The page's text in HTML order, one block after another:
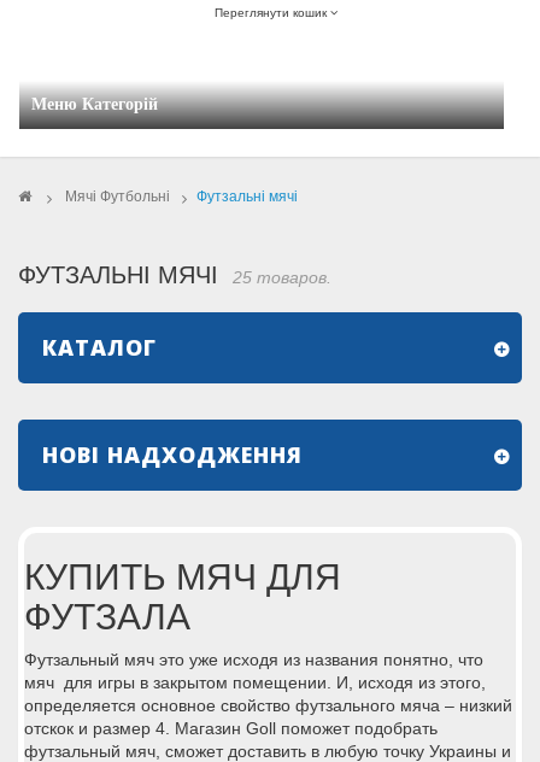
Переглянути кошик
Меню Категорій
> Мячі Футбольні > Футзальні мячі
ФУТЗАЛЬНІ МЯЧІ 25 товаров.
КАТАЛОГ
НОВІ НАДХОДЖЕННЯ
КУПИТЬ МЯЧ ДЛЯ
ФУТЗАЛА
Футзальный мяч это уже исходя из названия понятно, что
мяч для игры в закрытом помещении. И, исходя из этого,
определяется основное свойство футзального мяча – низкий
отскок и размер 4. Магазин Goll поможет подобрать
футзальный мяч, сможет доставить в любую точку Украины и